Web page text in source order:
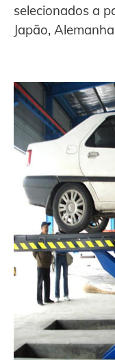
selecionados a
Japão,